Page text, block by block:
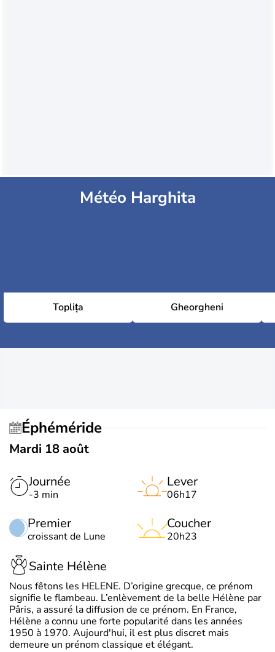
Météo Harghita
Toplița Gheorgheni
Éphéméride
Mardi 18 août
Journée
-3 min
Premier
croissant de Lune
Lever
06h17
Coucher
20h23
Sainte Hélène
Nous fêtons les HELENE. D’origine grecque, ce prénom
signifie le flambeau. L’enlèvement de la belle Hélène par
Pâris, a assuré la diffusion de ce prénom. En France,
Hélène a connu une forte popularité dans les années
1950 à 1970. Aujourd'hui, il est plus discret mais
demeure un prénom classique et élégant.